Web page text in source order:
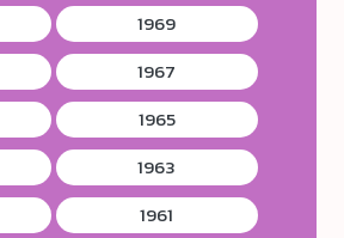
1969
1967
1965
1963
1961